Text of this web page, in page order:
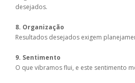
desejados.
8. Organização
Resultados desejados exigem
9. Sentimento
O que vibramos flui, e este sentimento